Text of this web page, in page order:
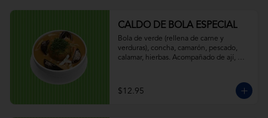
CALDO DE BOLA ESPECIAL
Bola de verde (rellena de carne y
verduras), concha, camarón, pescado,
calamar, hierbas. Acompañado de ají,
$12.95